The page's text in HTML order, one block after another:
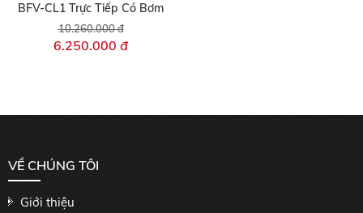
BFV-CL1 Trực Tiếp Có Bơm
10.260.000 đ
6.250.000 đ
VỀ CHÚNG TÔI
Giới thiệu